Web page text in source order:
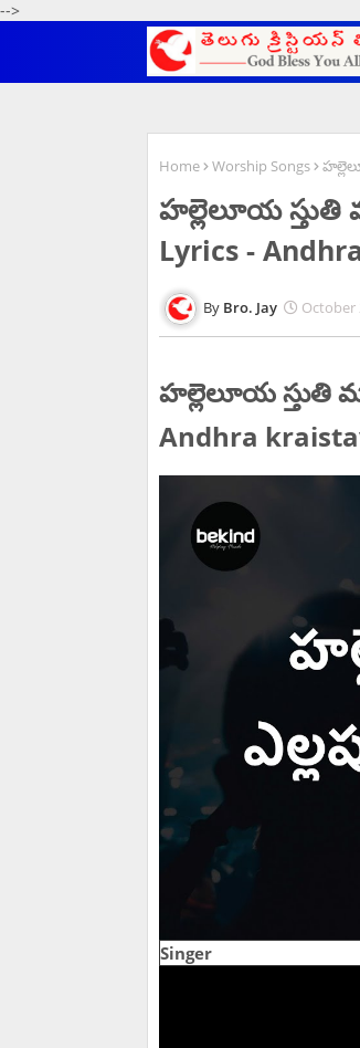
-->
Home Worship Songs
హల్లెలూయ
Lyrics -
Bro. Jay October
హల్లెలూయ స్తుతి
Andhra
Singer